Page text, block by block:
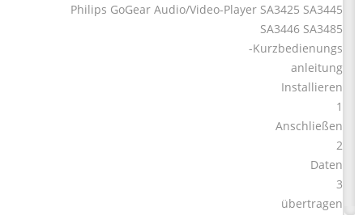
Philips GoGear Audio/Video-Player SA3425 SA3445
SA3446 SA3485
Kurzbedienungs-
anleitung
Installieren
1
Anschließen
2
Daten
3
übertragen